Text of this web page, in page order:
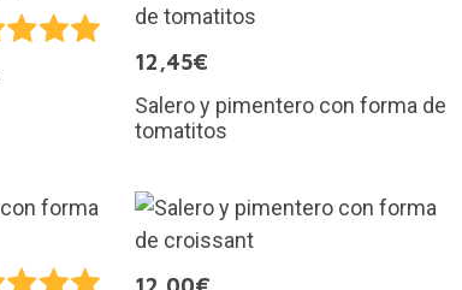
12,45€
Salero y pimentero con forma de
tomatitos